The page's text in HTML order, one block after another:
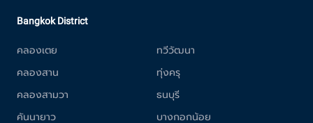
Bangkok District
คลองเตย
คลองสาน
คลองสามวา
คันนายาว
ทวีวัฒนา
ทุ่งครุ
ธนบุรี
บางกอกน้อย